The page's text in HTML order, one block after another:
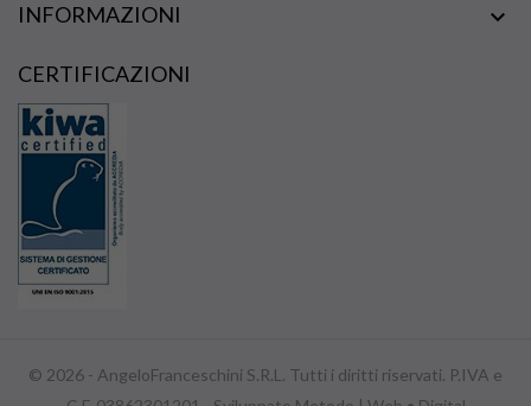
INFORMAZIONI 
CERTIFICAZIONI
© 2026 - AngeloFranceschini S.R.L. Tutti i diritti riservati. P.IVA e